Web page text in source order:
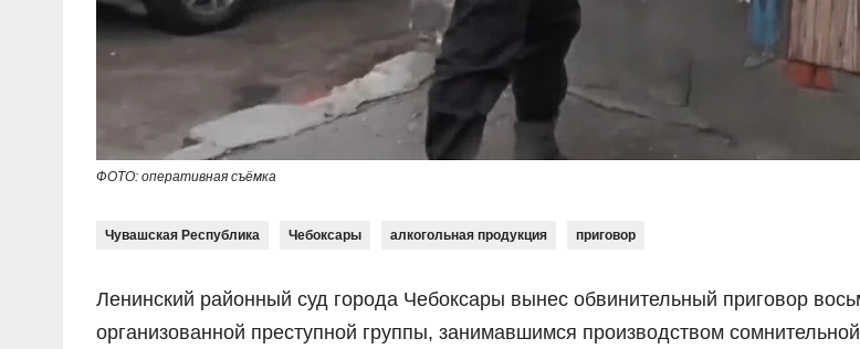
ФОТО: оперативная съёмка
Чувашская Республика Чебоксары алкогольная продукция приговор
Ленинский районный суд города Чебоксары вынес обвинительный приговор
организованной преступной группы, занимавшимся производством